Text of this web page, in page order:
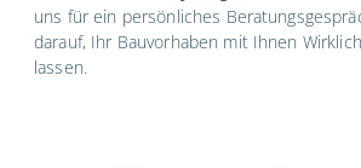
uns für ein persönliches
darauf, Ihr Bauvorhaben mit Ihnen
lassen.